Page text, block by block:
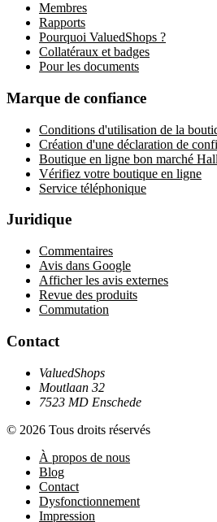
Membres
Rapports
Pourquoi ValuedShops ?
Collatéraux et badges
Pour les documents
Marque de confiance
Conditions d'utilisation de la
Création d'une déclaration de
Boutique en ligne bon marché
Vérifiez votre boutique en ligne
Service téléphonique
Juridique
Commentaires
Avis dans Google
Afficher les avis externes
Revue des produits
Commutation
Contact
ValuedShops
Moutlaan 32
7523 MD Enschede
© 2026 Tous droits réservés
À propos de nous
Blog
Contact
Dysfonctionnement
Impression